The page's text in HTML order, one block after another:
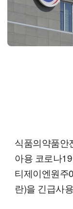
식품의약품안
아용 코로나
티제이엔원주
란)을 긴급사